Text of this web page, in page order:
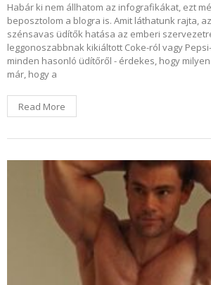
Habár ki nem állhatom az infografikákat, ezt
beposztolom a blogra is. Amit láthatunk rajta,
szénsavas üdítők hatása az emberi
leggonoszabbnak kikiáltott Coke-ról vagy
minden hasonló üdítőről - érdekes, hogy
már, hogy a
Read More